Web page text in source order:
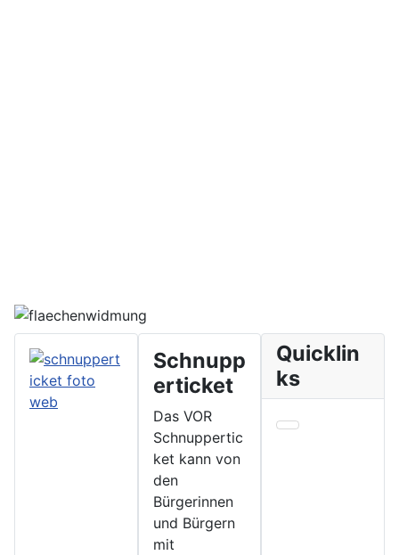
Schnupp
erticket
Das VOR
Schnuppertic
ket kann von
den
Bürgerinnen
und Bürgern
mit
Quicklin
ks